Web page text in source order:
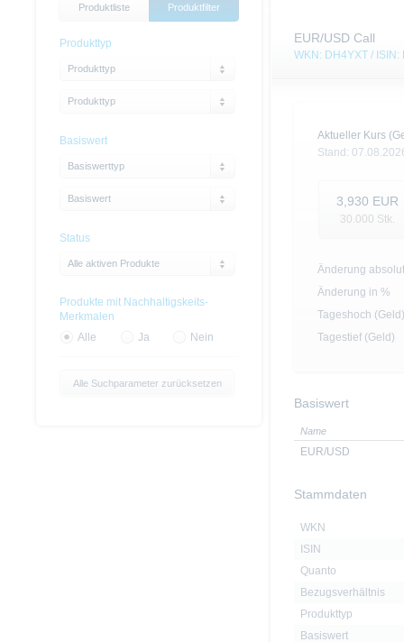
EUR/USD Call
WKN: DH4YXT /
Aktueller Kurs
Stand:
3,930 EUR
30.000 Stk.
Änderung absolut
Änderung in %
Tageshoch (Geld)
Tagestief (Geld)
Basiswert
Name
EUR/USD
Stammdaten
WKN
ISIN
Quanto
Bezugsverhältnis
Produkttyp
Basiswert
Produktliste Produktfilter
Produkttyp
Produkttyp
Produkttyp
Basiswert
Basiswerttyp
Basiswert
Status
Alle aktiven Produkte
Produkte mit Nachhaltigskeits-
Merkmalen
Alle
Ja Nein
Alle Suchparameter zurücksetzen